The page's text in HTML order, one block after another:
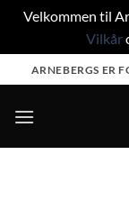
Velkommen til
Vilkår
to
content
ARNEBERGS ER